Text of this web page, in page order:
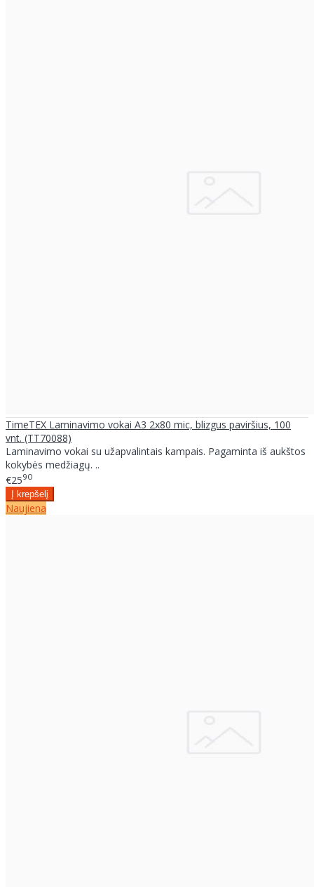
TimeTEX Laminavimo vokai A3 2x80 mic, blizgus paviršius, 100
vnt. (TT70088)
Laminavimo vokai su užapvalintais kampais. Pagaminta iš aukštos
kokybės medžiagų. ..
€2590
Naujiena